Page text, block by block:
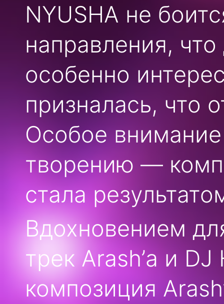
NYUSHA не
направления,
особенно
призналась, что
Особое
творению —
стала
Вдохновением
трек Arash’а и
композиция